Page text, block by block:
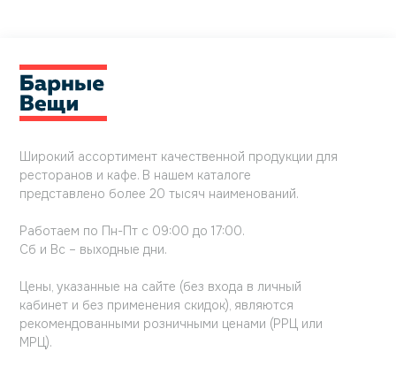
Широкий ассортимент качественной продукции для
ресторанов и кафе. В нашем каталоге
представлено более 20 тысяч наименований.
Работаем по Пн-Пт с 09:00 до 17:00.
Сб и Вс – выходные дни.
Цены, указанные на сайте (без входа в личный
кабинет и без применения скидок), являются
рекомендованными розничными ценами (РРЦ или
МРЦ).